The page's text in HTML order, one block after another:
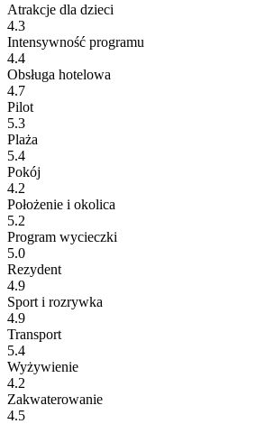
Atrakcje dla dzieci
4.3
Intensywność programu
4.4
Obsługa hotelowa
4.7
Pilot
5.3
Plaża
5.4
Pokój
4.2
Położenie i okolica
5.2
Program wycieczki
5.0
Rezydent
4.9
Sport i rozrywka
4.9
Transport
5.4
Wyżywienie
4.2
Zakwaterowanie
4.5